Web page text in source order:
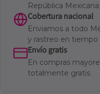
República Mexicana
Cobertura nacional
Enviamos a todo
y rastreo en tiempo
Envío gratis
En compras
totalmente gratis